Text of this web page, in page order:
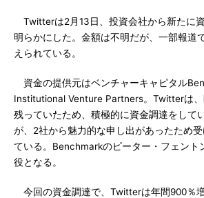
Twitterは2月13日、投資会社から新たに
明らかにした。金額は不明だが、一部報道
えられている。
資金の提供元はベンチャーキャピタル
Institutional Venture Partners。Twitterは
残っていたため、積極的に資金調達をして
が、2社から魅力的な申し出があったため
ている。Benchmarkのピーター・フェント
役となる。
今回の資金調達で、Twitterは年間900％